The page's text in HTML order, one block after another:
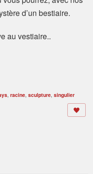
d’un bestiaire.
au vestiaire..
, racine, sculpture, singulier